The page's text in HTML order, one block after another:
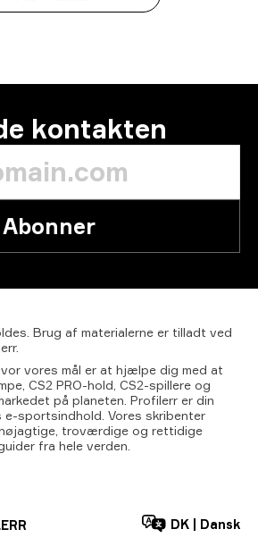
kontakten
Abonner
Brug af materialerne er tilladt ved
vores mål er at hjælpe dig med at
CS2 PRO-hold, CS2-spillere og
på planeten. Profilerr er din
sportsindhold. Vores skribenter
troværdige og rettidige
fra hele verden.
DK Dansk